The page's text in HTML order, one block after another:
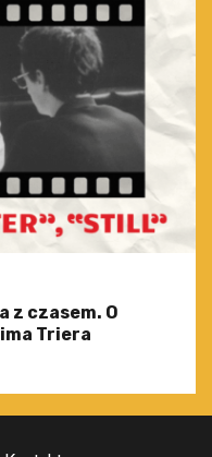
z czasem. O
Triera